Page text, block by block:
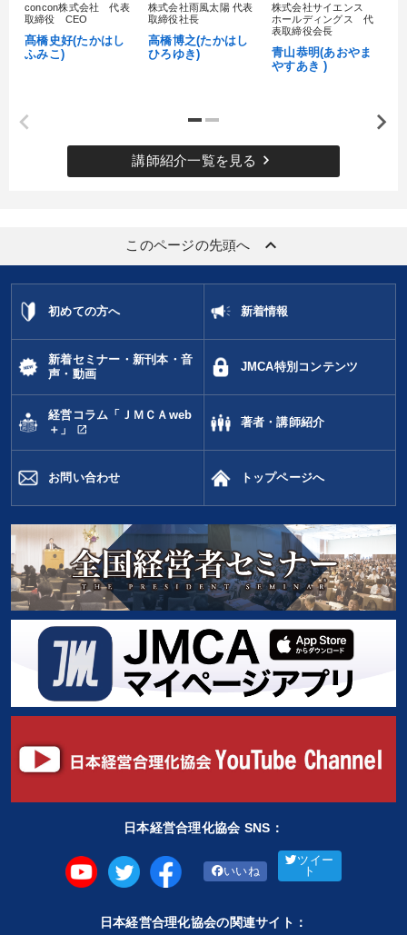
concon株式会社 代表
取締役 CEO
髙橋史好(たかはし
ふみこ)
株式会社雨風太陽 代表
取締役社長
高橋博之(たかはし
ひろゆき)
株式会社サイエンス
ホールディングス 代
表取締役会長
青山恭明(あおやま
やすあき )
講師紹介一覧を見る keyboard_arrow_right
このページの先頭へ keyboard_arrow_up
初めての方へ 新着情報
新着セミナー・新刊本・音
声・動画
JMCA特別コンテンツ
経営コラム「ＪＭＣＡweb
＋」
open_in_new
著者・講師紹介
お問い合わせ トップページへ
日本経営合理化協会 SNS：
いいね
ツイー
ト
日本経営合理化協会の関連サイト：